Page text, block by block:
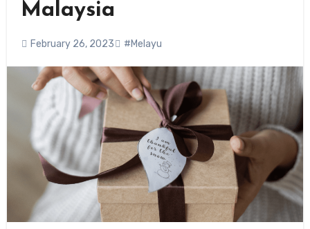
Malaysia
February 26, 2023 #Melayu